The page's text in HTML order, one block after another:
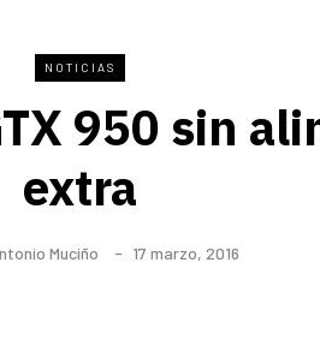
NOTICIAS
950 sin
extra
Muciño 17 marzo, 2016